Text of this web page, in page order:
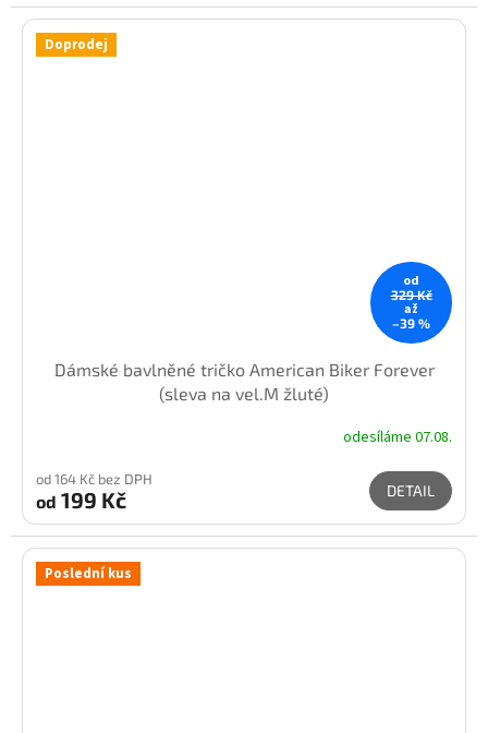
Doprodej
od
329 Kč
až
–39 %
Dámské bavlněné tričko American Biker Forever
(sleva na vel.M žluté)
odesíláme 07.08.
od 164 Kč bez DPH
od 199 Kč DETAIL
Poslední kus